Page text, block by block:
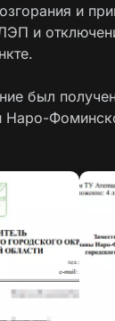
и
и
был
Наро-